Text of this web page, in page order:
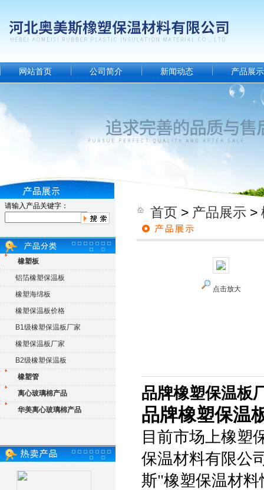
网站首页 公司简介 新闻动态 产品展示
请输入产品关键字：
橡塑板
铝箔橡塑保温板
橡塑海绵板
橡塑保温板价格
B1级橡塑保温板厂家
橡塑保温板厂家
B2级橡塑保温板
橡塑管
离心玻璃棉产品
华美离心玻璃棉产品
首页 > 产品展示 >
点击放大
品牌橡塑保温板
品牌橡塑保温
目前市场上橡塑
保温材料有限公
斯"橡塑保温材